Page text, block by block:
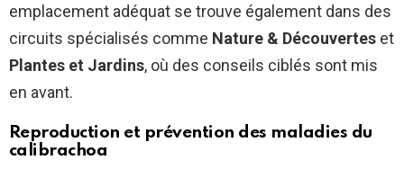
emplacement adéquat se trouve également dans des
circuits spécialisés comme Nature & Découvertes et
Plantes et Jardins, où des conseils ciblés sont mis
en avant.
Reproduction et prévention des maladies du
calibrachoa